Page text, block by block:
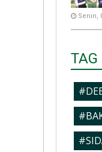
Senin,
TAG